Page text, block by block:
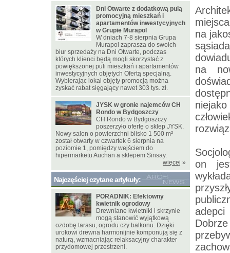
na
na
on
Dni Otwarte z dodatkową pulą
promocyjną mieszkań i
apartamentów inwestycyjnych
w Grupie Murapol
W dniach 7-8 sierpnia Grupa
Murapol zaprasza do swoich
biur sprzedaży na Dni Otwarte, podczas
których klienci będą mogli skorzystać z
powiększonej puli mieszkań i apartamentów
inwestycyjnych objętych Ofertą specjalną.
Wybierając lokal objęty promocją można
zyskać rabat sięgający nawet 303 tys. zł.
JYSK w gronie najemców CH
Rondo w Bydgoszczy
CH Rondo w Bydgoszczy
poszerzyło ofertę o sklep JYSK.
Nowy salon o powierzchni blisko 1 500 m²
został otwarty w czwartek 6 sierpnia na
poziomie 1, pomiędzy wejściem do
hipermarketu Auchan a sklepem Sinsay.
więcej »
Najczęściej czytane artykuły:
PORADNIK: Efektowny
kwietnik ogrodowy
Drewniane kwietniki i skrzynie
mogą stanowić wyjątkową
ozdobę tarasu, ogrodu czy balkonu. Dzięki
urokowi drewna harmonijnie komponują się z
naturą, wzmacniając relaksacyjny charakter
przydomowej przestrzeni.